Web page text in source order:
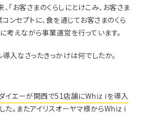
お客さまのくらしにとけこみ、お客さま
ンセプトに、食を通じてお客さまのくら
考えながら事業運営を行っています。
入なさったきっかけは何でしたか。
イエーが関西で51店舗にWhiz iを導入
た。またアイリスオーヤマ様からWhiz i